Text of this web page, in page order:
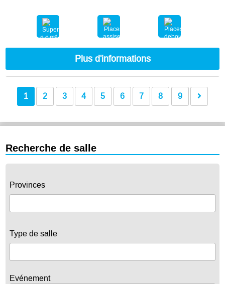
n.c.m²
Plus d'informations
1 2 3 4 5 6 7 8 9
Recherche de salle
Provinces
Type de salle
Evénement